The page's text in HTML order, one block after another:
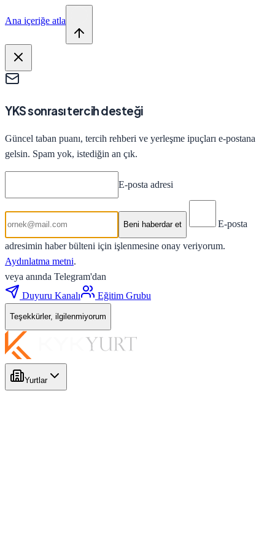
Ana içeriğe atla
YKS sonrası tercih desteği
Güncel taban puanı, tercih rehberi ve yerleşme ipuçları e-postana
gelsin. Spam yok, istediğin an çık.
E-posta adresi
Beni haberdar et E-posta
adresimin haber bülteni için işlenmesine onay veriyorum.
Aydınlatma metni.
veya anında Telegram'dan
Duyuru Kanalı
Eğitim Grubu
Teşekkürler, ilgilenmiyorum
Yurtlar